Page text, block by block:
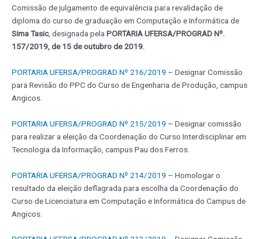
Comissão de julgamento de equivalência para revalidação de
diploma do curso de graduação em Computação e Informática de
Sima Tasic, designada pela PORTARIA UFERSA/PROGRAD Nº.
157/2019, de 15 de outubro de 2019.
PORTARIA UFERSA/PROGRAD Nº 216/2019 – Designar Comissão
para Revisão do PPC do Curso de Engenharia de Produção, campus
Angicos.
PORTARIA UFERSA/PROGRAD Nº 215/2019 – Designar comissão
para realizar a eleição da Coordenação do Curso Interdisciplinar em
Tecnologia da Informação, campus Pau dos Ferros.
PORTARIA UFERSA/PROGRAD Nº 214/2019 – Homologar o
resultado da eleição deflagrada para escolha da Coordenação do
Curso de Licenciatura em Computação e Informática do Campus de
Angicos.